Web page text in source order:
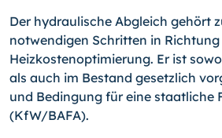
Der hydraulische Abgleich gehört
notwendigen Schritten in Richtung
Heizkostenoptimierung. Er ist
als auch im Bestand gesetzlich
und Bedingung für eine staatliche
(KfW/BAFA).